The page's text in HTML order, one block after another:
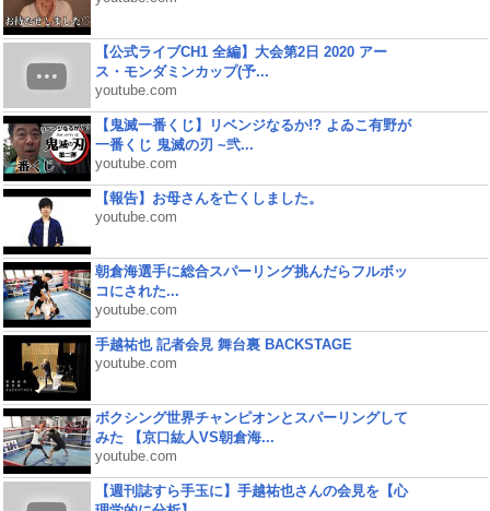
【公式ライブCH1 全編】大会第2日 2020 アー
ス・モンダミンカップ(予...
youtube.com
【鬼滅一番くじ】リベンジなるか!? よゐこ有野が
一番くじ 鬼滅の刃 ~弐...
youtube.com
【報告】お母さんを亡くしました。
youtube.com
朝倉海選手に総合スパーリング挑んだらフルボッ
コにされた...
youtube.com
手越祐也 記者会見 舞台裏 BACKSTAGE
youtube.com
ボクシング世界チャンピオンとスパーリングして
みた 【京口紘人VS朝倉海...
youtube.com
【週刊誌すら手玉に】手越祐也さんの会見を【心